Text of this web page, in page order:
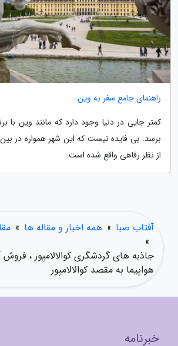
راهنمای جامع سفر به وین
کمتر جایی در دنیا وجود دارد که مانند وین با
برسد. بی فایده نیست که این شهر همواره در
از نظر رفاهی واقع شده است.
آفتاب صبا » همه اخبار و مقاله ها »
»
جاذبه های گردشگری کوالالامپور ، فروش
هواپیما به مقصد کوالالامپور
خبرنامه